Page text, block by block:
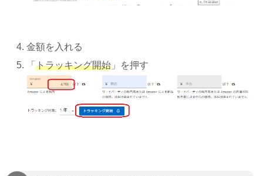
金額を入れる
「トラッキング開始 」を押す